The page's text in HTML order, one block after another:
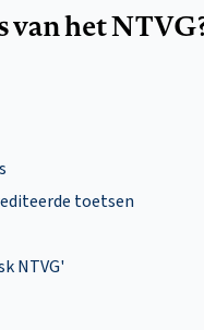
het
toetsen
NTVG'